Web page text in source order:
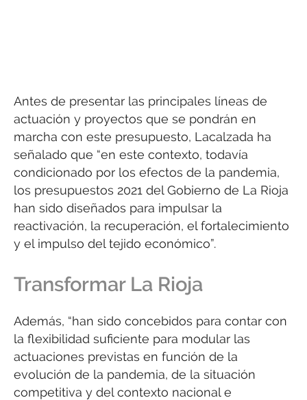
Antes de presentar las principales líneas de
actuación y proyectos que se pondrán en
marcha con este presupuesto, Lacalzada ha
señalado que “en este contexto, todavía
condicionado por los efectos de la pandemia,
los presupuestos 2021 del Gobierno de La Rioja
han sido diseñados para impulsar la
reactivación, la recuperación, el fortalecimiento
y el impulso del tejido económico”.
Transformar La Rioja
Además, “han sido concebidos para contar con
la flexibilidad suficiente para modular las
actuaciones previstas en función de la
evolución de la pandemia, de la situación
competitiva y del contexto nacional e